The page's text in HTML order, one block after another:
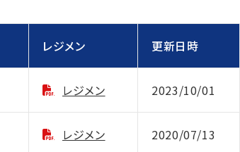
レジメン 更新日時
レジメン 2023/10/01
レジメン 2020/07/13